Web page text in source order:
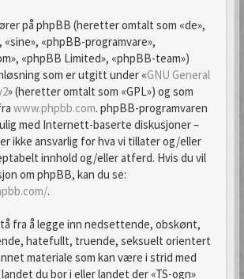
på phpBB (heretter omtalt som «de»,
«sine», «phpBB-programvare»,
«phpBB Limited», «phpBB-team»)
som er utgitt under «GNU General
» (heretter omtalt som «GPL») og som
www.phpbb.com. phpBB-programvaren
med Internett-baserte diskusjoner –
ikke ansvarlig for hva vi tillater og/eller
innhold og/eller atferd. Hvis du vil
om phpBB, kan du se:
.
fra å legge inn nedsettende, obskønt,
hatefullt, truende, seksuelt orientert
materiale som kan være i strid med
du bor i eller landet der «TS-ogn»